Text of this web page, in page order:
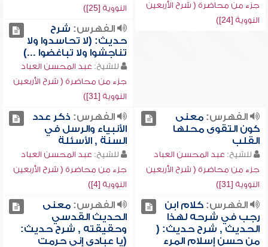
جزء من محاضرة ( شرح الأربعين
النووية [24])
النووية [25])
الفهرس: شرح
حديث: (لا تحاسدوا ولا
تناجشوا ولا تباغضوا ...)
للشيخ: عبد المحسن العباد
جزء من محاضرة ( شرح الأربعين
النووية [31])
الفهرس:معنى
كون التقوى محلها
القلب
للشيخ: عبد المحسن العباد
جزء من محاضرة ( شرح الأربعين
النووية [31])
الفهرس: ذكر عدد
الأنبياء والرسل في
السنة , الأسئلة
للشيخ: عبد المحسن العباد
جزء من محاضرة ( شرح الأربعين
النووية [4])
الفهرس:كلام ابن
رجب في شرحه لهذا
الحديث , شرح حديث: (
من حسن إسلام المرء
الفهرس:معنى
الحديث القدسي
وحقيقته , شرح حديث:
(يا عبادي إني حرمت